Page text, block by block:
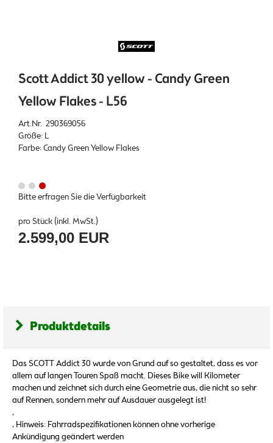
Scott Addict 30 yellow - Candy Green
Yellow Flakes - L56
Art.Nr. 290369056
Größe: L
Farbe: Candy Green Yellow Flakes
Bitte erfragen Sie die Verfügbarkeit
pro Stück (inkl. MwSt.)
2.599,00 EUR
Produktdetails
Das SCOTT Addict 30 wurde von Grund auf so gestaltet, dass es vor
allem auf langen Touren Spaß macht. Dieses Bike will Kilometer
machen und zeichnet sich durch eine Geometrie aus, die nicht so sehr
auf Rennen, sondern mehr auf Ausdauer ausgelegt ist!
,
, Hinweis: Fahrradspezifikationen können ohne vorherige
Ankündigung geändert werden